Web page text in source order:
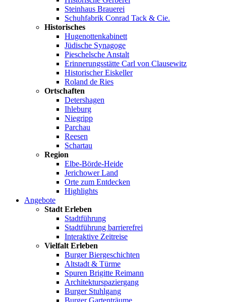
Steinhaus Brauerei
Schuhfabrik Conrad Tack & Cie.
Historisches
Hugenottenkabinett
Jüdische Synagoge
Pieschelsche Anstalt
Erinnerungsstätte Carl von Clausewitz
Historischer Eiskeller
Roland de Ries
Ortschaften
Detershagen
Ihleburg
Niegripp
Parchau
Reesen
Schartau
Region
Elbe-Börde-Heide
Jerichower Land
Orte zum Entdecken
Highlights
Angebote
Stadt Erleben
Stadtführung
Stadtführung barrierefrei
Interaktive Zeitreise
Vielfalt Erleben
Burger Biergeschichten
Altstadt & Türme
Spuren Brigitte Reimann
Architekturspaziergang
Burger Stuhlgang
Burger Gartenträume